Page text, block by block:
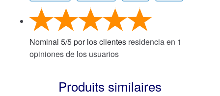
Nominal 5/5por los clientes residencia en 1
opiniones de los usuarios
Produits similaires